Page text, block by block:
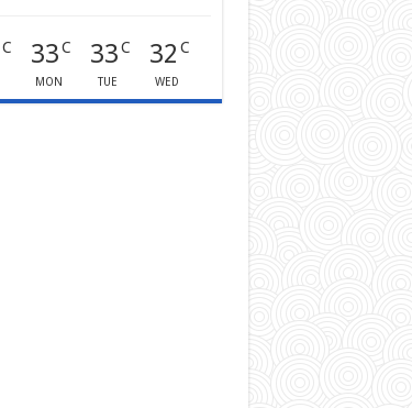
C 33C
MON
33C
TUE
32 C
WED